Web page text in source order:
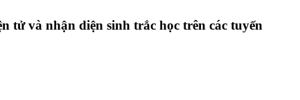
tử và nhận diện sinh trắc học trên các tuyến